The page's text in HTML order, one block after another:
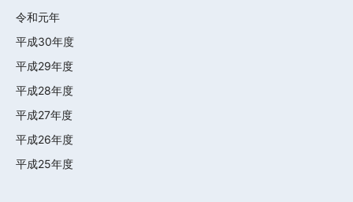
令和元年
平成30年度
平成29年度
平成28年度
平成27年度
平成26年度
平成25年度